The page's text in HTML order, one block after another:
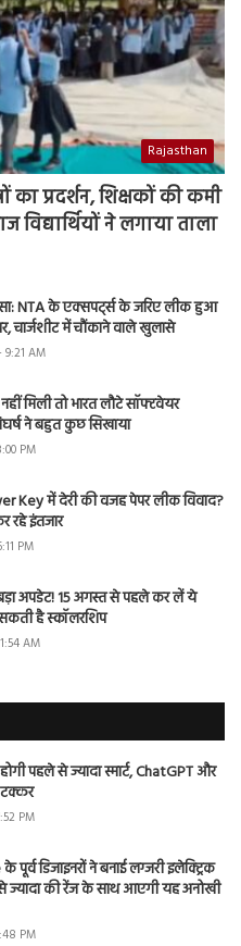
Rajasthan
प्रदर्शन, शिक्षकों की कमी
ने लगाया ताला
NTA के एक्सपर्ट्स के जरिए लीक हुआ
चार्जशीट में चौंकाने वाले खुलासे
AM
मिली तो भारत लौटे सॉफ्टवेयर
ने बहुत कुछ सिखाया
PM
Key में देरी की वजह पेपर लीक विवाद?
रहे इंतजार
PM
बड़ा अपडेट! 15 अगस्त से पहले कर लें ये
है स्कॉलरशिप
AM
पहले से ज्यादा स्मार्ट, ChatGPT और
PM
डिजाइनरों ने बनाई लग्जरी इलेक्ट्रिक
ज्यादा की रेंज के साथ आएगी यह अनोखी
PM